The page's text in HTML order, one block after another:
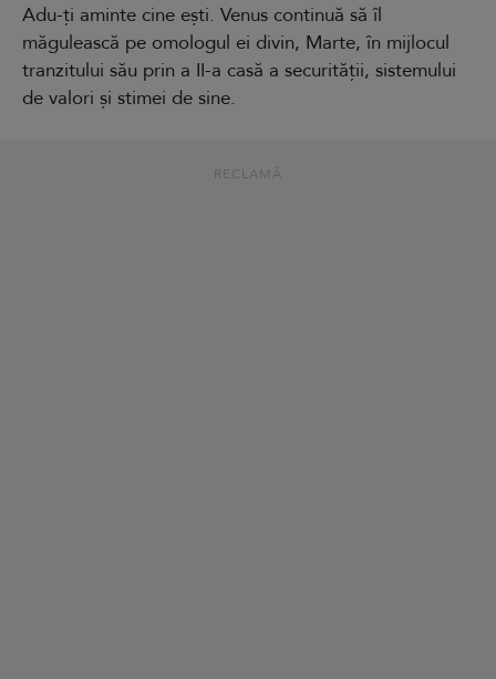
Adu-ți aminte cine ești. Venus continuă să îl
măgulească pe omologul ei divin, Marte, în mijlocul
tranzitului său prin a II-a casă a securității, sistemului
de valori și stimei de sine.
RECLAMĂ